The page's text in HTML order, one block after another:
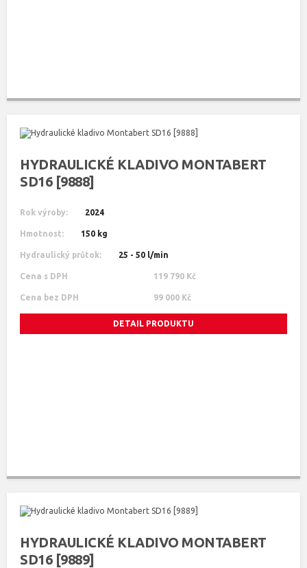
HYDRAULICKÉ KLADIVO MONTABERT
SD16 [9888]
Rok výroby: 2024
Hmotnost: 150 kg
Hydraulický průtok: 25 - 50 l/min
Cena s DPH 119 790 Kč
Cena bez DPH 99 000 Kč
DETAIL PRODUKTU
HYDRAULICKÉ KLADIVO MONTABERT
SD16 [9889]